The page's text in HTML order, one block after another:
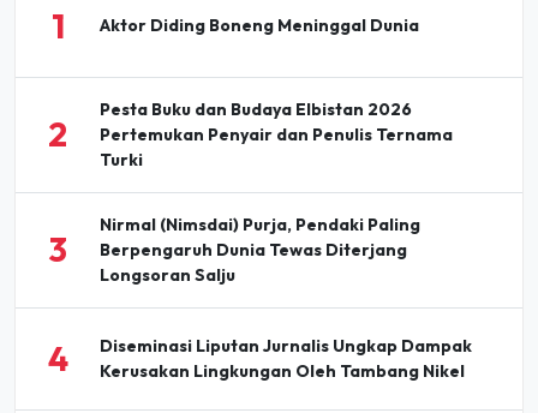
1 Aktor Diding Boneng Meninggal Dunia
2
Pesta Buku dan Budaya Elbistan 2026
Pertemukan Penyair dan Penulis Ternama
Turki
3
Nirmal (Nimsdai) Purja, Pendaki Paling
Berpengaruh Dunia Tewas Diterjang
Longsoran Salju
4
Diseminasi Liputan Jurnalis Ungkap Dampak
Kerusakan Lingkungan Oleh Tambang Nikel